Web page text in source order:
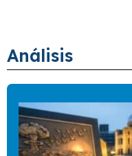
Análisis